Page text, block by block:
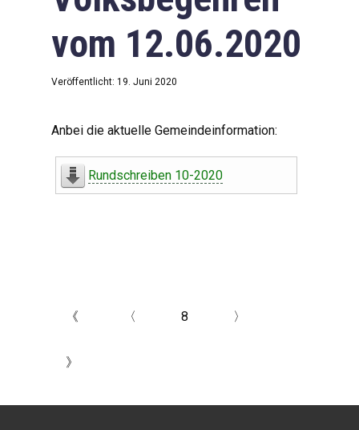
vom 12.06.2020
Veröffentlicht: 19. Juni 2020
Anbei die aktuelle Gemeindeinformation:
Rundschreiben 10-2020
《 〈 8 〉
》